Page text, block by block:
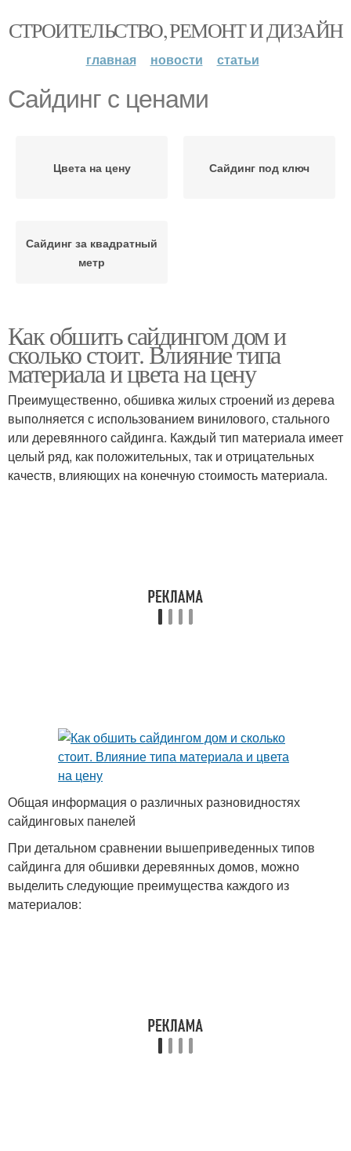
СТРОИТЕЛЬСТВО, РЕМОНТ И ДИЗАЙН
главная новости статьи
Сайдинг с ценами
Цвета на цену Сайдинг под ключ
Сайдинг за квадратный
метр
Как обшить сайдингом дом и
сколько стоит. Влияние типа
материала и цвета на цену
Преимущественно, обшивка жилых строений из дерева
выполняется с использованием винилового, стального
или деревянного сайдинга. Каждый тип материала имеет
целый ряд, как положительных, так и отрицательных
качеств, влияющих на конечную стоимость материала.
Общая информация о различных разновидностях
сайдинговых панелей
При детальном сравнении вышеприведенных типов
сайдинга для обшивки деревянных домов, можно
выделить следующие преимущества каждого из
материалов: